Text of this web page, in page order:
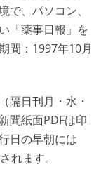
で、パソコン、
「薬事日報」を
間：1997年10月
隔日刊月・水・
聞紙面PDFは印
日の早朝には
れます。